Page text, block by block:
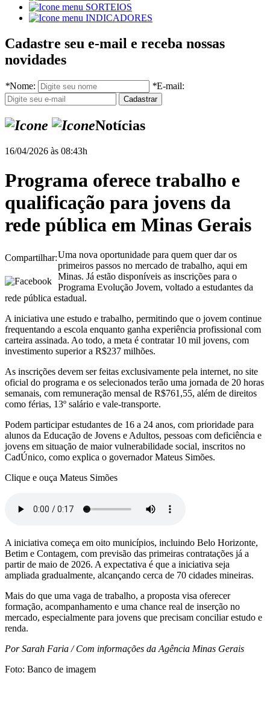
SORTEIOS
INDICADORES
Cadastre seu e-mail e receba nossas
novidades
*Nome: *E-mail:
Notícias
16/04/2026 às 08:43h
Programa oferece trabalho e
qualificação para jovens da
rede pública em Minas Gerais
Compartilhar:Uma nova oportunidade para quem quer dar os
primeiros passos no mercado de trabalho, aqui em
Minas. Já estão disponíveis as inscrições para o
Programa Evolução Jovem, voltado a estudantes da
rede pública estadual.
A iniciativa une estudo e trabalho, permitindo que o jovem continue
frequentando a escola enquanto ganha experiência profissional com
carteira assinada. Ao todo, a meta é contratar 10 mil jovens, com
investimento superior a R$237 milhões.
As inscrições devem ser feitas exclusivamente pela internet, no site
oficial do programa e os selecionados terão uma jornada de 20 horas
semanais, com remuneração mensal de R$761,55, além de direitos
como férias, 13º salário e vale-transporte.
Podem participar estudantes de 16 a 24 anos, com prioridade para
alunos da Educação de Jovens e Adultos, pessoas com deficiência e
jovens em situação de maior vulnerabilidade social, inscritos no
CadÚnico, como explica o governador Mateus Simões.
Clique e ouça Mateus Simões
A iniciativa começa em oito municípios, incluindo Belo Horizonte,
Betim e Contagem, com previsão das primeiras contratações já a
partir de maio de 2026. A expectativa é que a iniciativa seja
ampliada gradualmente, alcançando cerca de 70 cidades mineiras.
Mais do que uma vaga de trabalho, a proposta visa oferecer
formação, acompanhamento e uma chance real de inserção no
mercado, especialmente para jovens que precisam conciliar estudo e
renda.
Por Sarah Faria / Com informações da Agência Minas Gerais
Foto: Banco de imagem